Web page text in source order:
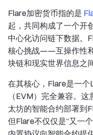
Flare加密货币指的是
起，共同构成了一个开
中心化访问链下数据。
核心挑战——互操作性
块链和现实世界信息之
在其核心，Flare是一
（EVM）完全兼容。
太坊的智能合约部署到
但Flare不仅仅是“又一